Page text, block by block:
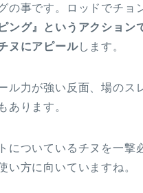
の事です。ロッドでチョ
ング』というアクション
ヌにアピールします。
ル力が強い反面、場のス
あります。
についているチヌを一撃
い方に向いていますね。